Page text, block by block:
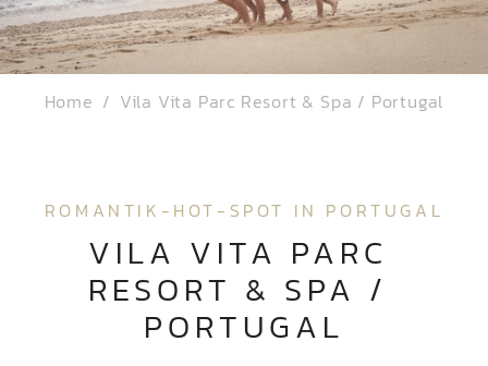
Home Vila Vita Parc Resort & Spa / Portugal
ROMANTIK-HOT-SPOT IN PORTUGAL
VILA VITA PARC
RESORT & SPA /
PORTUGAL